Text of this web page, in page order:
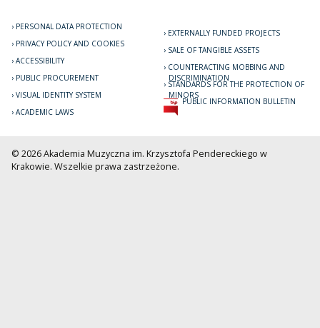
PERSONAL DATA PROTECTION
PRIVACY POLICY AND COOKIES
ACCESSIBILITY
PUBLIC PROCUREMENT
VISUAL IDENTITY SYSTEM
ACADEMIC LAWS
EXTERNALLY FUNDED PROJECTS
SALE OF TANGIBLE ASSETS
COUNTERACTING MOBBING AND
DISCRIMINATION
STANDARDS FOR THE PROTECTION OF
MINORS
PUBLIC INFORMATION BULLETIN
© 2026 Akademia Muzyczna im. Krzysztofa Pendereckiego w
Krakowie. Wszelkie prawa zastrzeżone.